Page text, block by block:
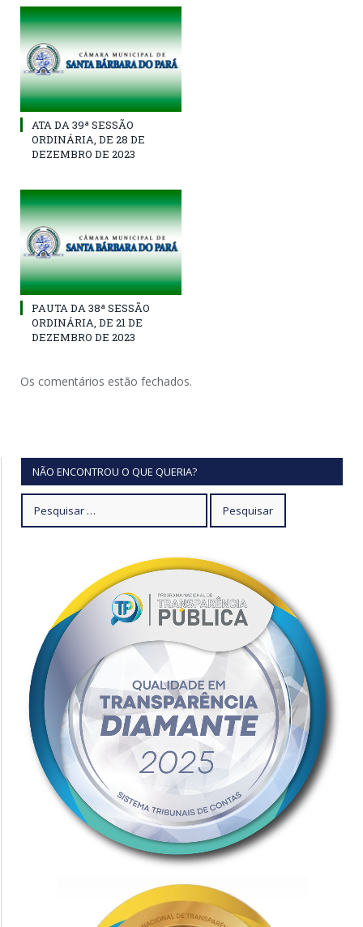
ATA DA 39ª SESSÃO
ORDINÁRIA, DE 28 DE
DEZEMBRO DE 2023
PAUTA DA 38ª SESSÃO
ORDINÁRIA, DE 21 DE
DEZEMBRO DE 2023
Os comentários estão fechados.
NÃO ENCONTROU O QUE QUERIA?